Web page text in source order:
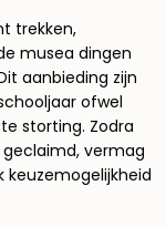
trekken,
musea dingen
aanbieding zijn
ofwel
storting. Zodra
vermag
keuzemogelijkheid